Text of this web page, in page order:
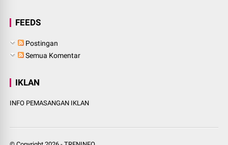
FEEDS
Postingan
Semua Komentar
IKLAN
INFO PEMASANGAN IKLAN